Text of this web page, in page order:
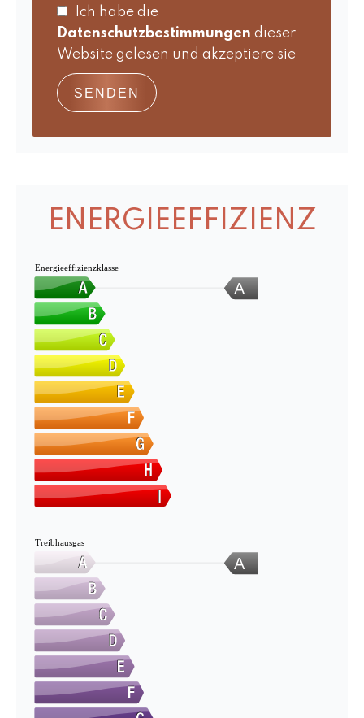
Ich habe die
Datenschutzbestimmungen dieser
Website gelesen und akzeptiere sie
SENDEN
ENERGIEEFFIZIENZ
A
Energieeffizienzklasse
A
Treibhausgas